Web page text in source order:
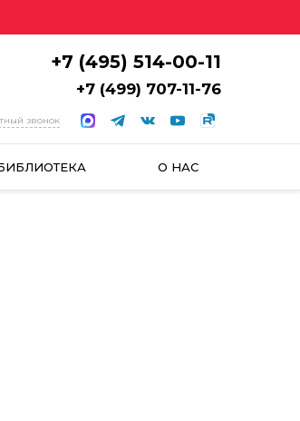
+7 (495) 514-00-11
+7 (499) 707-11-76
звонок
О НАС